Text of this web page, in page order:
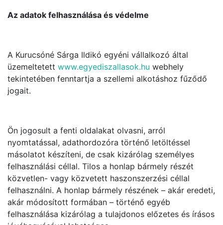
Az adatok felhasználása és védelme
A Kurucsóné Sárga Ildikó egyéni vállalkozó által
üzemeltetett www.egyediszallasok.hu webhely
tekintetében fenntartja a szellemi alkotáshoz fűződő
jogait.
Ön jogosult a fenti oldalakat olvasni, arról
nyomtatással, adathordozóra történő letöltéssel
másolatot készíteni, de csak kizárólag személyes
felhasználási céllal. Tilos a honlap bármely részét
közvetlen- vagy közvetett haszonszerzési céllal
felhasználni. A honlap bármely részének – akár eredeti,
akár módosított formában – történő egyéb
felhasználása kizárólag a tulajdonos előzetes és írásos